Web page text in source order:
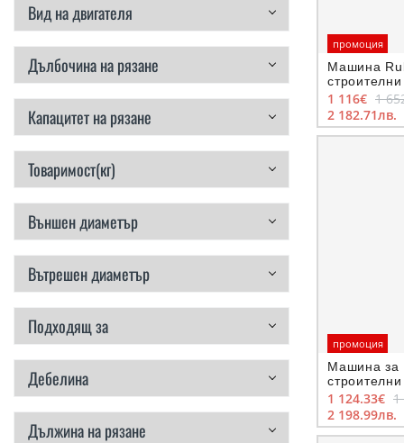
Вид на двигателя
Дълбочина на рязане
Капацитет на рязане
Товаримост(кг)
Външен диаметър
Вътрешен диаметър
Подходящ за
Дебелина
Дължина на рязане
промоция
Машина
W, ф 250
250 MAX
1 116€ 1
2 182.71лв.
промоция
Машина за
DR-350 мм,
1 124.33€ 1
2 198.99лв.